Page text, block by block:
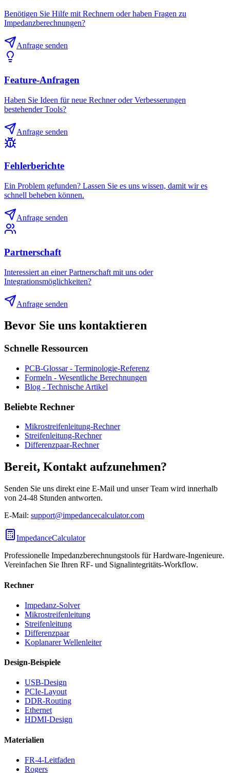
Benötigen Sie Hilfe mit Rechnern oder haben Fragen zu
Impedanzberechnungen?
Anfrage senden
Feature-Anfragen
Haben Sie Ideen für neue Rechner oder Verbesserungen
bestehender Tools?
Anfrage senden
Fehlerberichte
Ein Problem gefunden? Lassen Sie es uns wissen, damit wir es
schnell beheben können.
Anfrage senden
Partnerschaft
Interessiert an einer Partnerschaft mit uns oder
Integrationsmöglichkeiten?
Anfrage senden
Bevor Sie uns kontaktieren
Schnelle Ressourcen
PCB-Glossar - Terminologie-Referenz
Formeln - Wesentliche Berechnungen
Blog - Technische Artikel
Beliebte Rechner
Mikrostreifenleitung-Rechner
Streifenleitung-Rechner
Differenzpaar-Rechner
Bereit, Kontakt aufzunehmen?
Senden Sie uns direkt eine E-Mail und unser Team wird innerhalb
von 24-48 Stunden antworten.
E-Mail: support@impedancecalculator.com
ImpedanceCalculator
Professionelle Impedanzberechnungstools für Hardware-Ingenieure.
Vereinfachen Sie Ihren RF- und Signalintegritäts-Workflow.
Rechner
Impedanz-Solver
Mikrostreifenleitung
Streifenleitung
Differenzpaar
Koplanarer Wellenleiter
Design-Beispiele
USB-Design
PCIe-Layout
DDR-Routing
Ethernet
HDMI-Design
Materialien
FR-4-Leitfaden
Rogers